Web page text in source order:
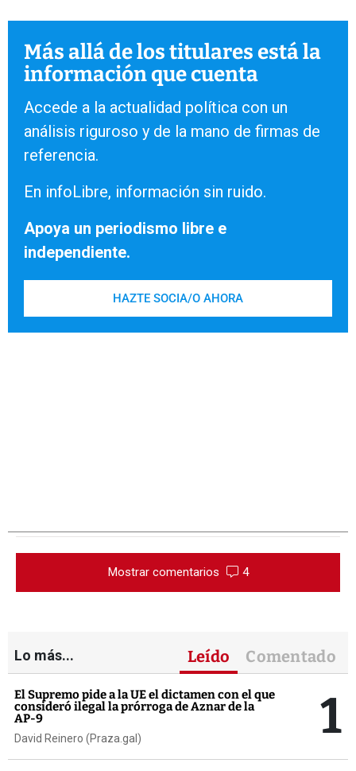
Más allá de los titulares está la
información que cuenta
Accede a la actualidad política con un
análisis riguroso y de la mano de firmas de
referencia.
En infoLibre, información sin ruido.
Apoya un periodismo libre e
independiente.
HAZTE SOCIA/O AHORA
Mostrar comentarios 4
Lo más... Leído Comentado
El Supremo pide a la UE el dictamen con el que
consideró ilegal la prórroga de Aznar de la
AP-9
David Reinero (Praza.gal) 1